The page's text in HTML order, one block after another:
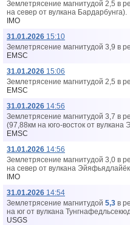
Землетрясение магнитудой 2,5 в
на север от вyлкана Бардарбунга).
IMO
31.01.2026 15:10
Землетрясение магнитудой 3,9 в
EMSC
31.01.2026 15:06
Землетрясение магнитудой 2,5 в
EMSC
31.01.2026 14:56
Землетрясение магнитудой 3,7 в
(97,88км на юго-восток от вyлкана
EMSC
31.01.2026 14:56
Землетрясение магнитудой 3,0 в
на север от вyлкана
IMO
31.01.2026 14:54
Землетрясение магнитудой 5,3 в
на юг от вyлкана
USGS